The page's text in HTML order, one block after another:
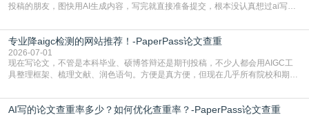
投稿的朋友，图快用AI生成内容，写完就直接准备提交，根本没认真想过ai写论
自带不可忽视的查重风险。AI训练依赖海量公开的文本数据，生成内容本质是基
于训练数据的概率拼接，不是从零开始的原创创作。生成过程中，很容易复用已
有的高频公共表述，甚至直接拼接已经公开
专业降aigc检测的网站推荐！-PaperPass论文查重
2026-07-01
现在写论文，不管是本科毕业、硕博答辩还是期刊投稿，不少人都会用AIGC工
具整理框架、梳理文献、润色语句。方便是真方便，但现在几乎所有院校和期刊
五遍还是过不了预检测的大有人在，这时候，找到靠谱的降AIGC检测率的网
站，就能少走好多弯路。PaperPass：守护学术原创性的智能伙伴AIGC生成内
AI写的论文查重率多少？如何优化查重率？-PaperPass论文查重